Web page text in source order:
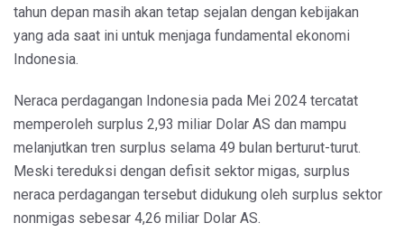
tahun depan masih akan tetap sejalan dengan kebijakan
yang ada saat ini untuk menjaga fundamental ekonomi
Indonesia.
Neraca perdagangan Indonesia pada Mei 2024 tercatat
memperoleh surplus 2,93 miliar Dolar AS dan mampu
melanjutkan tren surplus selama 49 bulan berturut-turut.
Meski tereduksi dengan defisit sektor migas, surplus
neraca perdagangan tersebut didukung oleh surplus sektor
nonmigas sebesar 4,26 miliar Dolar AS.